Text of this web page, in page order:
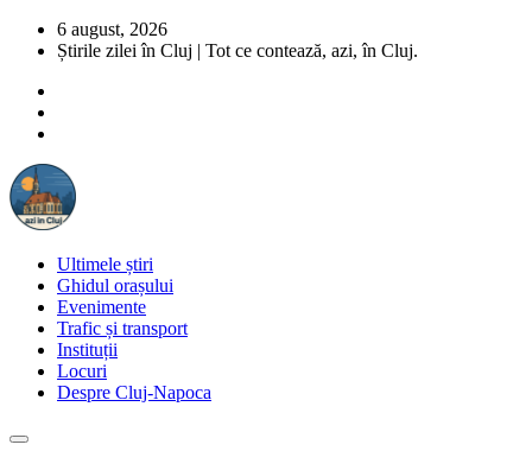
6 august, 2026
Știrile zilei în Cluj | Tot ce contează, azi, în Cluj.
Ultimele știri
Ghidul orașului
Evenimente
Trafic și transport
Instituții
Locuri
Despre Cluj-Napoca